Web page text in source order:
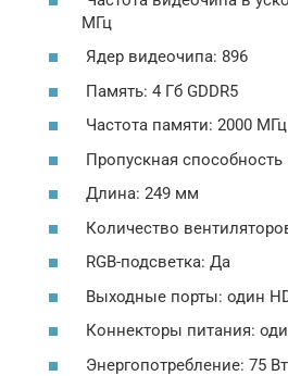
МГц
Ядер видеочипа: 896
Память: 4 Гб GDDR5
Частота памяти: 2000 МГц
Пропускная
Длина: 249 мм
Количество
RGB-подсветка: Да
Выходные порты: один
Коннекторы питания:
Энергопотребление: 75 Вт